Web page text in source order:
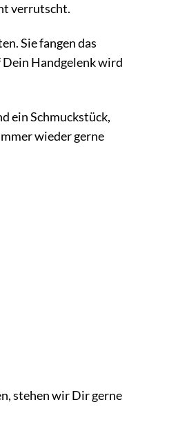
verrutscht.
Sie fangen das
Dein Handgelenk wird
ein Schmuckstück,
wieder gerne
stehen wir Dir gerne